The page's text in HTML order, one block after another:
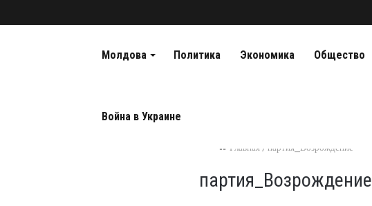
Молдова Политика Экономика Общество
Война в Украине
Главная / партия_Возрождение
партия_Возрождение